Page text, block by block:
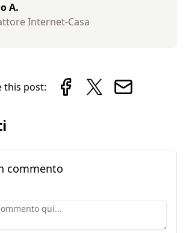
A.
Internet-Casa
this post:
commento